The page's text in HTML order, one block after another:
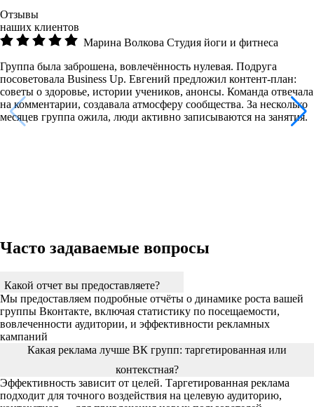
Отзывы
наших клиентов
Марина Волкова Студия йоги и фитнеса
Группа была заброшена, вовлечённость нулевая. Подруга
посоветовала Business Up. Евгений предложил контент-план:
советы о здоровье, истории учеников, анонсы. Команда отвечала
на комментарии, создавала атмосферу сообщества. За несколько
месяцев группа ожила, люди активно записываются на занятия.
Часто задаваемые вопросы
Какой отчет вы предоставляете?
Мы предоставляем подробные отчёты о динамике роста вашей
группы Вконтакте, включая статистику по посещаемости,
вовлеченности аудитории, и эффективности рекламных
кампаний
Какая реклама лучше ВК групп: таргетированная или
контекстная?
Эффективность зависит от целей. Таргетированная реклама
подходит для точного воздействия на целевую аудиторию,